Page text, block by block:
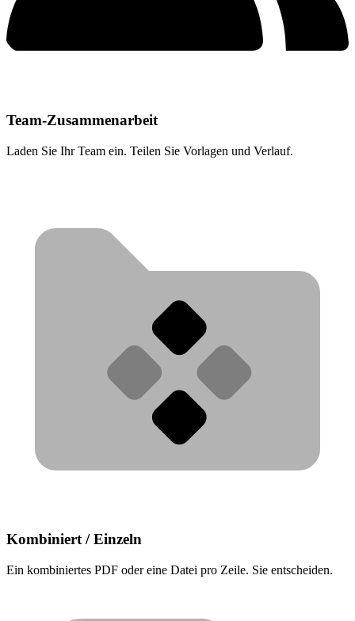
Team-Zusammenarbeit
Laden Sie Ihr Team ein. Teilen Sie Vorlagen und Verlauf.
Kombiniert / Einzeln
Ein kombiniertes PDF oder eine Datei pro Zeile. Sie entscheiden.